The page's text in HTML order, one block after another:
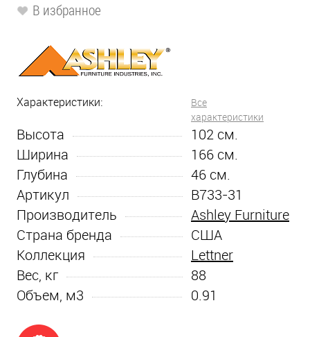
В избранное
Характеристики:
Все
характеристики
Высота 102 см.
Ширина
166 см.
Глубина
46 см.
Артикул
B733-31
Производитель
Ashley Furniture
Страна бренда
США
Коллекция
Lettner
Вес, кг
88
Объем, м3
0.91